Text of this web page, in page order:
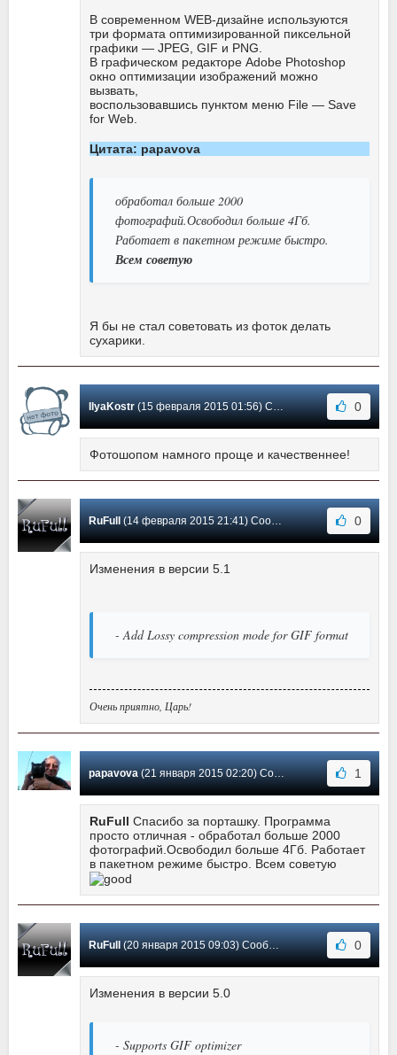
В современном WEB-дизайне используются
три формата оптимизированной пиксельной
графики — JPEG, GIF и PNG.
В графическом редакторе Adobe Photoshop
окно оптимизации изображений можно
вызвать,
воспользовавшись пунктом меню File — Save
for Web.
Цитата: papavova
обработал больше 2000
фотографий.Освободил больше 4Гб.
Работает в пакетном режиме быстро.
Всем советую
Я бы не стал советовать из фоток делать
сухарики.
IlyaKostr(15 февраля 2015 01:56) Сообщение #17 0
Фотошопом намного проще и качественнее!
RuFull (14 февраля 2015 21:41) Сообщение #16 0
Изменения в версии 5.1
- Add Lossy compression mode for GIF format
Очень приятно, Царь!
papavova(21 января 2015 02:20) Сообщение #15 1
RuFull Спасибо за порташку. Программа
просто отличная - обработал больше 2000
фотографий.Освободил больше 4Гб. Работает
в пакетном режиме быстро. Всем советую
RuFull (20 января 2015 09:03) Сообщение #14 0
Изменения в версии 5.0
- Supports GIF optimizer